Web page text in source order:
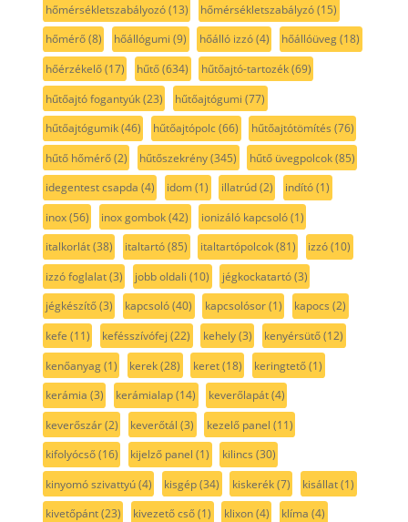
hőmérsékletszabályozó(13) hőmérsékletszabályzó(15)
hőmérő(8) hőállógumi (9) hőálló izzó(4) hőállóüveg(18)
hőérzékelő(17) hűtő(634) hűtőajtó-tartozék(69)
hűtőajtó fogantyúk(23) hűtőajtógumi (77)
hűtőajtógumik(46) hűtőajtópolc(66) hűtőajtótömítés (76)
hűtő hőmérő(2) hűtőszekrény(345) hűtő üvegpolcok(85)
idegentest csapda (4) idom(1) illatrúd(2) indító(1)
inox(56) inox gombok(42) ionizáló kapcsoló(1)
italkorlát(38) italtartó(85) italtartópolcok(81) izzó(10)
izzó foglalat(3) jobb oldali (10) jégkockatartó(3)
jégkészítő(3) kapcsoló(40) kapcsolósor(1) kapocs (2)
kefe (11) kefésszívófej (22) kehely(3) kenyérsütő(12)
kenőanyag(1) kerek(28) keret(18) keringtető(1)
kerámia (3) kerámialap(14) keverőlapát(4)
keverőszár(2) keverőtál (3) kezelő panel (11)
kifolyócső(16) kijelző panel (1) kilincs (30)
kinyomó szivattyú(4) kisgép(34) kiskerék(7) kisállat(1)
kivetőpánt(23) kivezető cső(1) klixon(4) klíma (4)